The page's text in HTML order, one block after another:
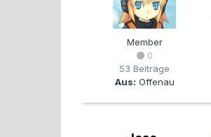
Member
0
53 Beiträge
Aus: Offenau